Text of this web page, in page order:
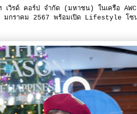
เวิรด์ คอร์ป จำกัด (มหาชน) ในเครือ
มกราคม 2567 พร้อมเปิด Lifestyle โซน